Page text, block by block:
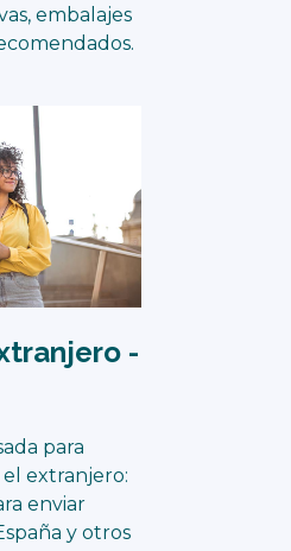
embalajes
-
para
extranjero:
enviar
y otros